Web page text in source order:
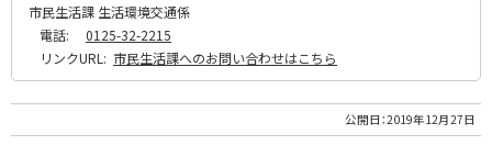
市民生活課 生活環境交通係
電話:
0125-32-2215
リンクURL: 市民生活課へのお問い合わせはこちら
公開日：2019年12月27日